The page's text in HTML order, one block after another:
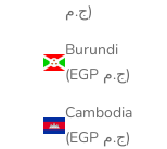
ج.م)
Burundi
(EGP ج.م)
Cambodia
(EGP ج.م)